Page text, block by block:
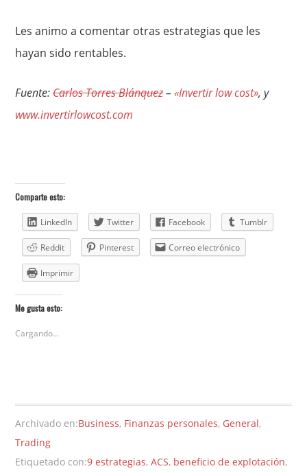
Les animo a comentar otras estrategias que les
hayan sido rentables.
Fuente:Carlos Torres Blánquez–«Invertir low cost», y
www.invertirlowcost.com
Comparte esto:
LinkedIn Twitter Facebook Tumblr
Reddit Pinterest Correo electrónico
Imprimir
Me gusta esto:
Cargando...
Archivado en:Business, Finanzas personales, General,
Trading
Etiquetado con:9 estrategias,ACS, beneficio de explotación,